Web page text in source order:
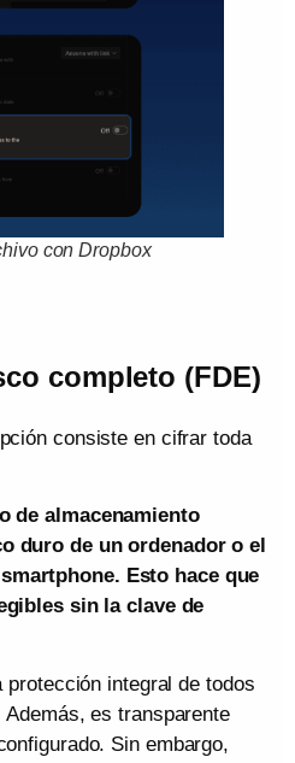
con Dropbox
completo (FDE)
consiste en cifrar toda
de almacenamiento
duro de un ordenador o el
Esto hace que
sin la clave de
integral de todos
es transparente
Sin embargo,